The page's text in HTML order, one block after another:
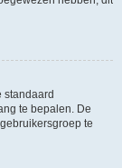
standaard
te bepalen. De
te